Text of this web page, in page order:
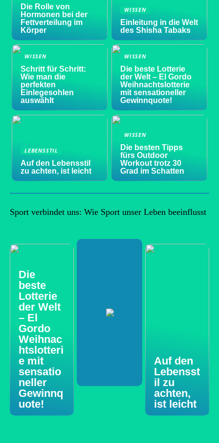
Die Rolle von
Hormonen bei der
Fettverteilung im
Körper
WISSEN
Einleitung in die Welt
des Shisha Tabaks
WISSEN
Schritt für Schritt:
Wie man die
perfekten
Einlegesohlen
auswählt
WISSEN
Die beste Lotterie
der Welt – El Gordo
Weihnachtslotterie
mit sensationeller
Gewinnquote!
LEBENSSTIL
Auf den Lebensstil
zu achten, ist leicht
WISSEN
Die besten Tipps
fürs Outdoor
Workout trotz 30
Grad im Schatten
Sport verbindet uns: Wie Sport unser Leben beeinflusst
Die
beste
Lotterie
der Welt
– El
Gordo
Weihnac
htslotteri
e mit
sensatio
neller
Gewinnq
uote!
Auf den
Lebensst
il zu
achten,
ist leicht